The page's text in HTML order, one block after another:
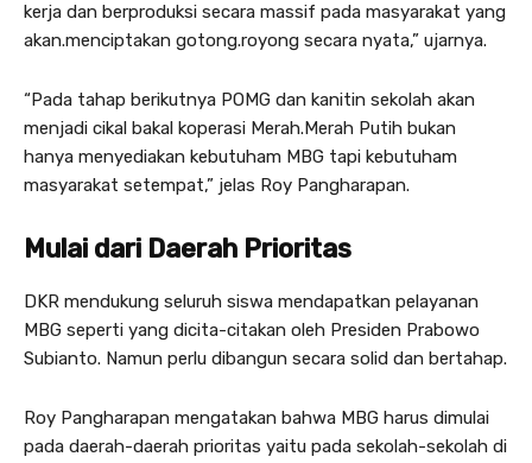
kerja dan berproduksi secara massif pada masyarakat yang
akan.menciptakan gotong.royong secara nyata,” ujarnya.
“Pada tahap berikutnya POMG dan kanitin sekolah akan
menjadi cikal bakal koperasi Merah.Merah Putih bukan
hanya menyediakan kebutuham MBG tapi kebutuham
masyarakat setempat,” jelas Roy Pangharapan.
Mulai dari Daerah Prioritas
DKR mendukung seluruh siswa mendapatkan pelayanan
MBG seperti yang dicita-citakan oleh Presiden Prabowo
Subianto. Namun perlu dibangun secara solid dan bertahap.
Roy Pangharapan mengatakan bahwa MBG harus dimulai
pada daerah-daerah prioritas yaitu pada sekolah-sekolah di